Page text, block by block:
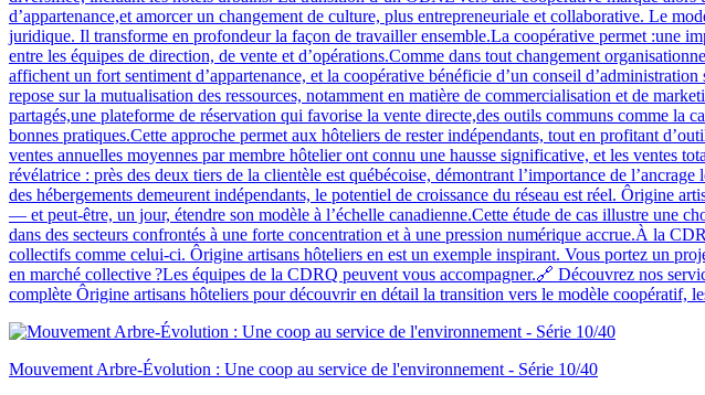
d’appartenance,et amorcer un changement de culture, plus entrepreneuriale et collaborative. Le
juridique. Il transforme en profondeur la façon de travailler ensemble.La coopérative permet :une
entre les équipes de direction, de vente et d’opérations.Comme dans tout changement
affichent un fort sentiment d’appartenance, et la coopérative bénéficie d’un conseil
repose sur la mutualisation des ressources, notamment en matière de commercialisation et de
partagés,une plateforme de réservation qui favorise la vente directe,des outils communs comme la
bonnes pratiques.Cette approche permet aux hôteliers de rester indépendants, tout en profitant
ventes annuelles moyennes par membre hôtelier ont connu une hausse significative, et les ventes
révélatrice : près des deux tiers de la clientèle est québécoise, démontrant l’importance de
des hébergements demeurent indépendants, le potentiel de croissance du réseau est réel. Ôrigine
— et peut-être, un jour, étendre son modèle à l’échelle canadienne.Cette étude de cas illustre une
dans des secteurs confrontés à une forte concentration et à une pression numérique accrue.À la
collectifs comme celui-ci. Ôrigine artisans hôteliers en est un exemple inspirant. Vous portez un
en marché collective ?Les équipes de la CDRQ peuvent vous accompagner.🔗 Découvrez nos
complète Ôrigine artisans hôteliers pour découvrir en détail la transition vers le modèle coopératif,
Mouvement Arbre-Évolution : Une coop au service de l'environnement - Série 10/40